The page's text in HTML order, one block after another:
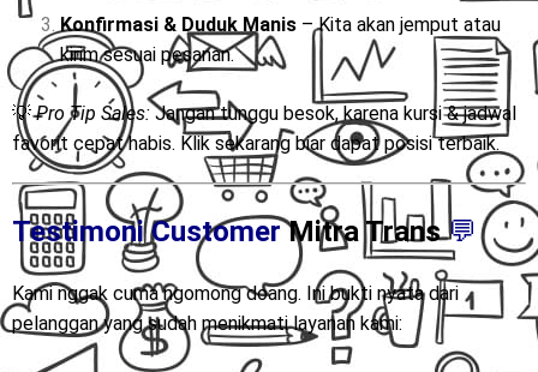
Konfirmasi & Duduk Manis – Kita akan jemput atau
kirim sesuai pesanan.
💡Pro Tip Sales:Jangan tunggu besok, karena kursi & jadwal
favorit cepat habis. Klik sekarang biar dapat posisi terbaik.
Testimoni CustomerMitra Trans💬
Kami nggak cuma ngomong doang. Ini bukti nyata dari
pelanggan yang sudah menikmati layanan kami: